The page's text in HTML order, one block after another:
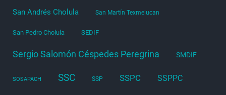
San Andrés Cholula San Martín Texmelucan
San Pedro Cholula SEDIF
Sergio Salomón Céspedes Peregrina SMDIF
SOSAPACH SSC SSP SSPC SSPPC